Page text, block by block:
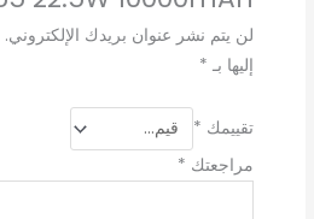
لن يتم نشر عنوان بريدك الإلكتروني.
إليها بـ *
تقييمك *
مراجعتك *